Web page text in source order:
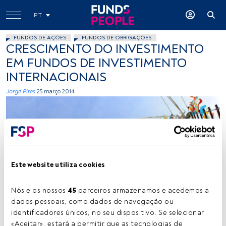
Este website utiliza cookies
Nós e os nossos 45 parceiros armazenamos e acedemos a
dados pessoais, como dados de navegação ou
identificadores únicos, no seu dispositivo. Se selecionar
«Aceitar», estará a permitir que as tecnologias de
PT
FUNDOS DE AÇÕES FUNDOS DE OBRIGAÇÕES
CRESCIMENTO DO INVESTIMENTO
EM FUNDOS DE INVESTIMENTO
INTERNACIONAIS
Jorge Pires 25 março 2014
Tempo de leitura:1 min.